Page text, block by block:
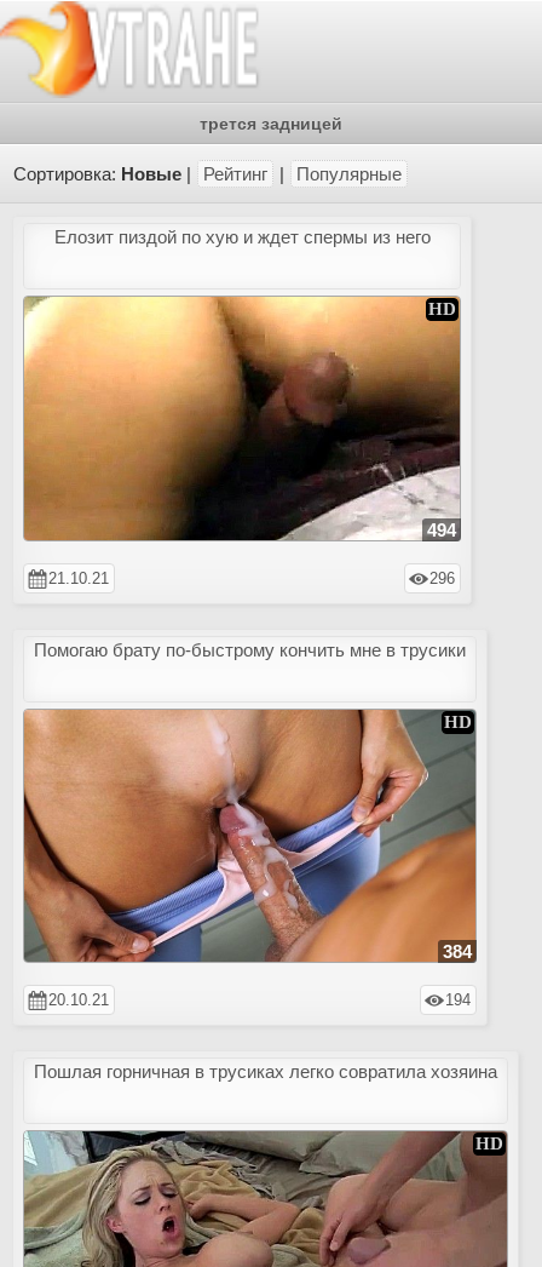
трется задницей
Сортировка: Новые | Рейтинг | Популярные
Елозит пиздой по хую и ждет спермы из него
494
21.10.21 296
Помогаю брату по-быстрому кончить мне в трусики
384
20.10.21 194
Пошлая горничная в трусиках легко совратила хозяина